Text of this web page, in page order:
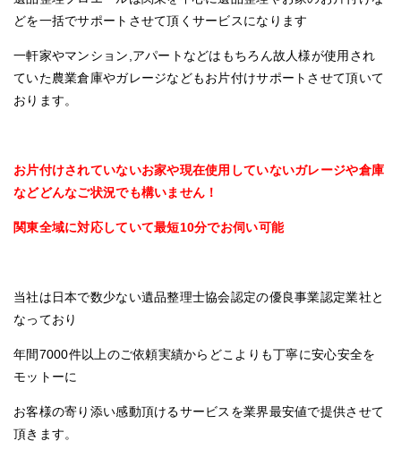
どを一括でサポートさせて頂くサービスになります
一軒家やマンション,アパートなどはもちろん故人様が使用され
ていた農業倉庫やガレージなどもお片付けサポートさせて頂いて
おります。
お片付けされていないお家や現在使用していないガレージや倉庫
などどんなご状況でも構いません！
関東全域に対応していて最短10分でお伺い可能
当社は日本で数少ない遺品整理士協会認定の優良事業認定業社と
なっており
年間7000件以上のご依頼実績からどこよりも丁寧に安心安全を
モットーに
お客様の寄り添い感動頂けるサービスを業界最安値で提供させて
頂きます。